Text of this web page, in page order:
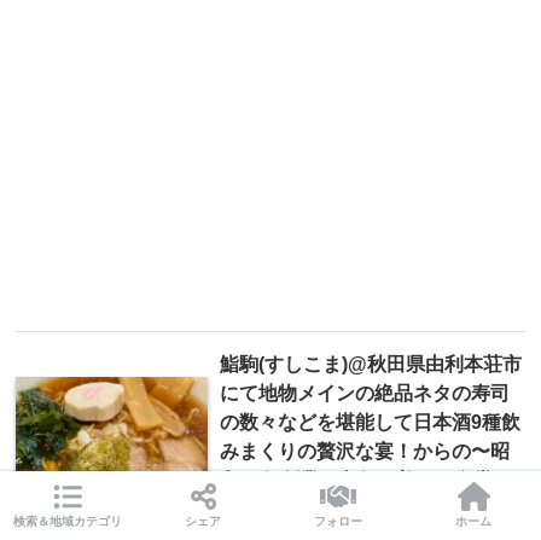
鮨駒(すしこま)@秋田県由利本荘市
にて地物メインの絶品ネタの寿司
の数々などを堪能して日本酒9種飲
みまくりの贅沢な宴！からの〜昭
和18年創業の老舗・美ゆき食堂の
中華そばで〆ラーフィニッシュ♪
検索＆地域カテゴリ シェア フォロー ホーム